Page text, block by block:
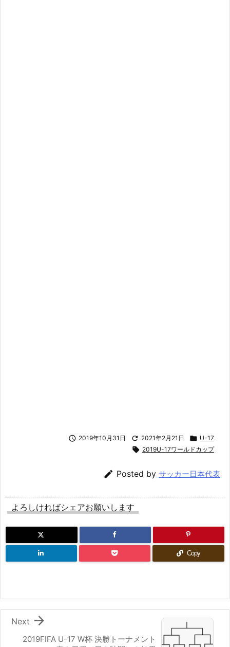
 2019年10月31日  2021年2月21日  U-17
 2019U-17ワールドカップ
 Posted by サッカー日本代表
よろしければシェアお願いします
Copy
2019FIFA U-17 W杯 決勝トーナメント

Next